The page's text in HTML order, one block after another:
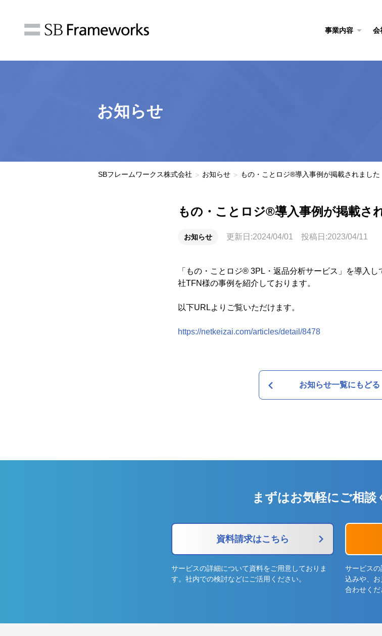
事業内容 会
お知らせ
SBフレームワークス株式会社 > お知らせ > もの・ことロジ®導入事例が掲載されました
もの・ことロジ®導入事例が掲載さ
お知らせ 更新日:2024/04/01 投稿日:2023/04/11
「もの・ことロジ® 3PL・返品分析サービス」を導入
社TFN様の事例を紹介しております。
以下URLよりご覧いただけます。
https://netkeizai.com/articles/detail/8478
お知らせ一覧にもどる
まずはお気軽にご相談
資料請求はこちら
サービスの詳細について資料をご用意しておりま
す。社内での検討などにご活用ください。
サービス
込みや、
合わせくだ